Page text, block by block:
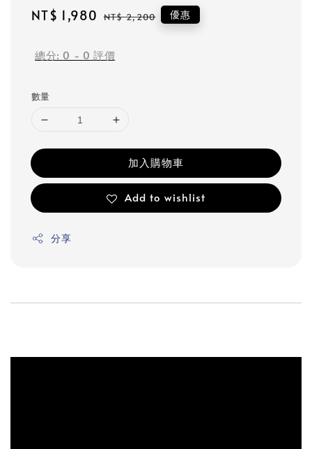
Sale
NT$ 1,980 Regular
NT$ 2,200 優惠
總分: 0 - 0 評價
數量
加入購物車
Add to wishlist
分享